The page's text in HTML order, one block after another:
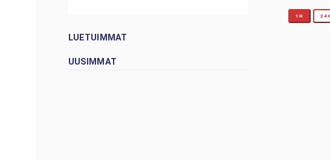
LUETUIMMAT
1H
UUSIMMAT